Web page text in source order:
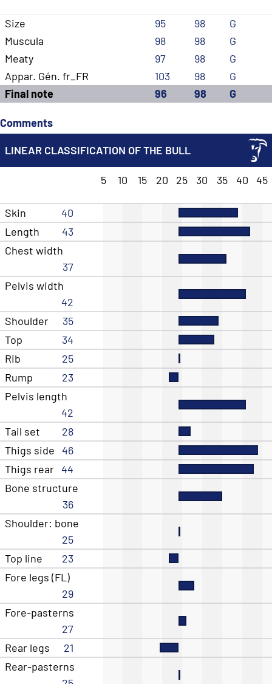
Size 95 98
G
Muscula
98 98
G
Meaty
97 98
G
Appar. Gén. fr_FR
103 98
G
Final note
96 98 G
Comments
LINEAR CLASSIFICATION OF THE BULL
5 10 15 20 25 30 35 40 45
Skin
40
Length
43
Chest width
37
Pelvis width
42
Shoulder
35
Top
34
Rib
25
Rump
23
Pelvis length
42
Tail set
28
Thigs side 46
Thigs rear 44
Bone structure
36
Shoulder: bone
25
Top line
23
Fore legs (FL)
29
Fore-pasterns
27
Rear legs
21
Rear-pasterns